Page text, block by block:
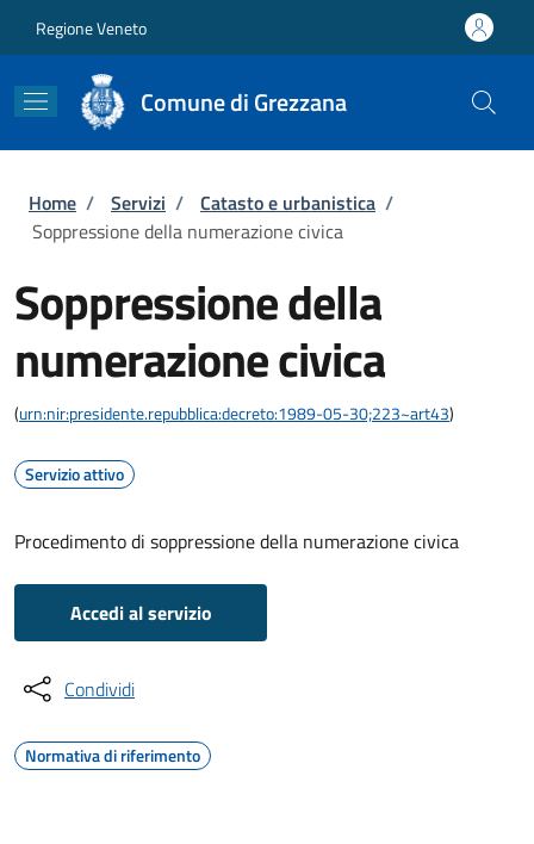
Regione Veneto
Comune di Grezzana
Briciole di pane
Home / Servizi / Catasto e urbanistica /
Soppressione della numerazione civica
Soppressione della
numerazione civica
(urn:nir:presidente.repubblica:decreto:1989-05-30;223~art43)
Servizio attivo
Procedimento di soppressione della numerazione civica
Accedi al servizio
Condividi
Normativa di riferimento